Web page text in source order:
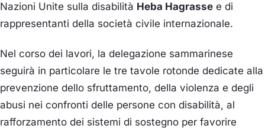
Nazioni Unite sulla disabilità Heba Hagrasse e di
rappresentanti della società civile internazionale.
Nel corso dei lavori, la delegazione sammarinese
seguirà in particolare le tre tavole rotonde dedicate alla
prevenzione dello sfruttamento, della violenza e degli
abusi nei confronti delle persone con disabilità, al
rafforzamento dei sistemi di sostegno per favorire